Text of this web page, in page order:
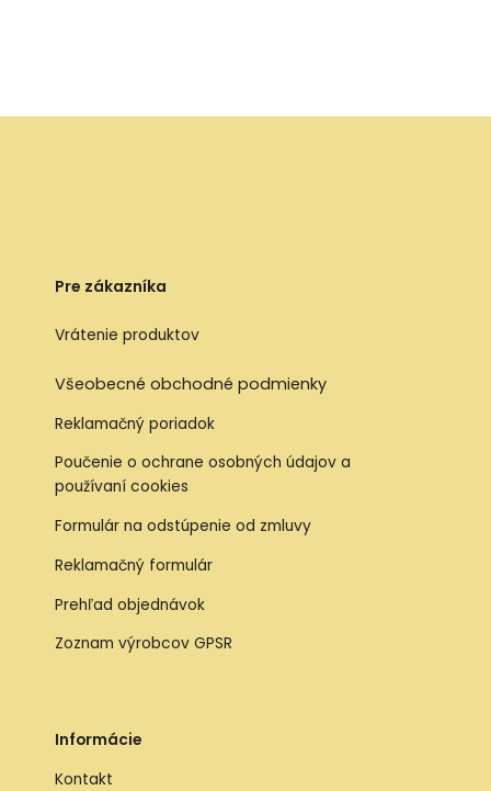
Pre zákazníka
Vrátenie produktov
Všeobecné obchodné podmienky
Reklamačný poriadok
Poučenie o ochrane osobných údajov a
používaní cookies
Formulár na odstúpenie od zmluvy
Reklamačný formulár
Prehľad objednávok
Zoznam výrobcov GPSR
Informácie
Kontakt